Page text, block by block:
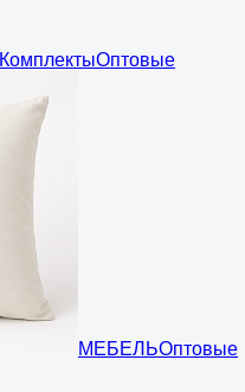
КомплектыОптовые
МЕБЕЛЬОптовые